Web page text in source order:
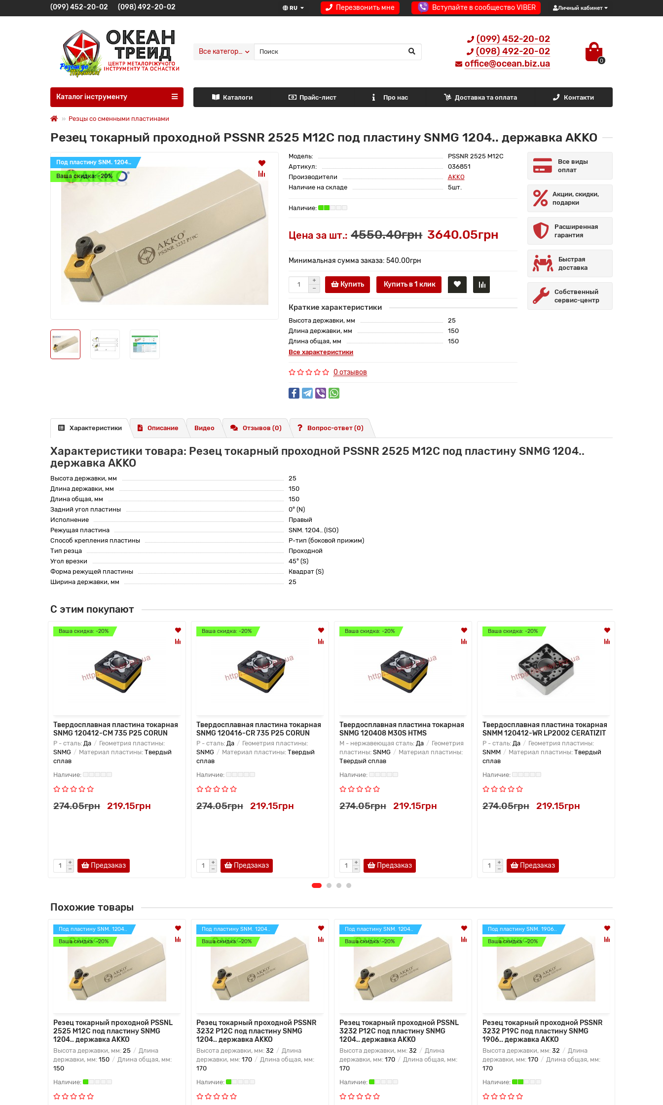
Перезвонить мне Вступайте в сообщество VIBER Личный кабинет
RU
(099) 452-20-02 (098) 492-20-02
(099) 452-20-02
(098) 492-20-02
office@ocean.biz.ua
0
Все категории
Каталог інструменту Каталоги Прайс-лист Про нас Доставка та оплата Контакти
Резцы со сменными пластинами
Резец токарный проходной PSSNR 2525 M12C под пластину SNMG 1204.. державка AKKO
Под пластину SNM. 1204..
Ваша скидка: -20%
Модель:
PSSNR 2525 M12C
Артикул:
036851
Производители
AKKO
Наличие на складе
5шт.
Цена за шт.: 4550.40грн 3640.05грн
Минимальная сумма заказа: 540.00грн
Купить Купить в 1 клик
Краткие характеристики
Высота державки, мм
25
Длина державки, мм
150
Длина общая, мм
150
Все характеристики
0 отзывов
Все виды
оплат
Акции, скидки,
подарки
Расширенная
гарантия
Быстрая
доставка
Собственный
сервис-центр
Характеристики Описание Видео Отзывов (0) Вопрос-ответ (0)
Характеристики товара: Резец токарный проходной PSSNR 2525 M12C под пластину SNMG 1204..
державка AKKO
Высота державки, мм
25
Длина державки, мм
150
Длина общая, мм
150
Задний угол пластины
0° (N)
Исполнение
Правый
Режущая пластина
SNM. 1204.. (ISO)
Способ крепления пластины
P-тип (боковой прижим)
Тип резца
Проходной
Угол врезки
45° (S)
Форма режущей пластины
Квадрат (S)
Ширина державки, мм
25
С этим покупают
Ваша скидка: -20%
Твердосплавная пластина токарная
SNMG 120412-CM 735 P25 CORUN
P - сталь: Да
Геометрия пластины:
SNMG
Материал пластины: Твердый
сплав
274.05грн 219.15грн
Предзаказ
Ваша скидка: -20%
Твердосплавная пластина токарная
SNMG 120416-CR 735 P25 CORUN
P - сталь: Да
Геометрия пластины:
SNMG
Материал пластины: Твердый
сплав
274.05грн 219.15грн
Предзаказ
Ваша скидка: -20%
Твердосплавная пластина токарная
SNMG 120408 M30S HTMS
M - нержавеющая сталь: Да
Геометрия
пластины: SNMG
Материал пластины:
Твердый сплав
274.05грн 219.15грн
Предзаказ
Ваша скидка: -20%
Твердосплавная пластина токарная
SNMM 120412-WR LP2002 CERATIZIT
P - сталь: Да
Геометрия пластины:
SNMM
Материал пластины: Твердый
сплав
274.05грн 219.15грн
Предзаказ
Похожие товары
Под пластину SNM. 1204..
Ваша скидка: -20%
Резец токарный проходной PSSNL
2525 M12C под пластину SNMG
1204.. державка AKKO
Высота державки, мм: 25
Длина
державки, мм: 150
Длина общая, мм:
150
Под пластину SNM. 1204..
Ваша скидка: -20%
Резец токарный проходной PSSNR
3232 P12C под пластину SNMG
1204.. державка AKKO
Высота державки, мм: 32
Длина
державки, мм: 170
Длина общая, мм:
170
Под пластину SNM. 1204..
Ваша скидка: -20%
Резец токарный проходной PSSNL
3232 P12C под пластину SNMG
1204.. державка AKKO
Высота державки, мм: 32
Длина
державки, мм: 170
Длина общая, мм:
170
Под пластину SNM. 1906..
Ваша скидка: -20%
Резец токарный проходной PSSNR
3232 P19C под пластину SNMG
1906.. державка AKKO
Высота державки, мм: 32
Длина
державки, мм: 170
Длина общая, мм:
170